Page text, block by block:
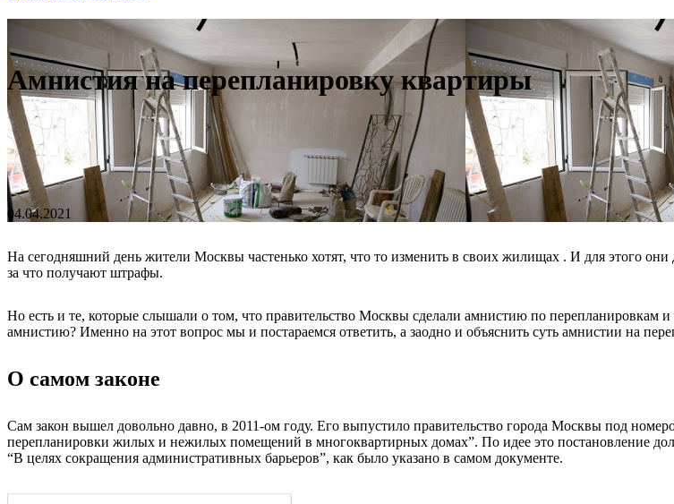
Амнистия на перепланировку квартиры
04.04.2021
На сегодняшний день жители Москвы частенько хотят, что то изменить в своих жилищах . И для этого они
за что получают штрафы.
Но есть и те, которые слышали о том, что правительство Москвы сделали амнистию по
амнистию? Именно на этот вопрос мы и постараемся ответить, а заодно и объяснить суть амнистии на
О самом законе
Сам закон вышел довольно давно, в 2011-ом году. Его выпустило правительство города Москвы под
перепланировки жилых и нежилых помещений в многоквартирных домах”. По идее это постановление
“В целях сокращения административных барьеров”, как было указано в самом документе.